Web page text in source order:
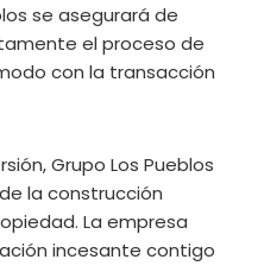
se asegurará de
el proceso de
con la transacción
Grupo Los Pueblos
la construcción
La empresa
incesante contigo